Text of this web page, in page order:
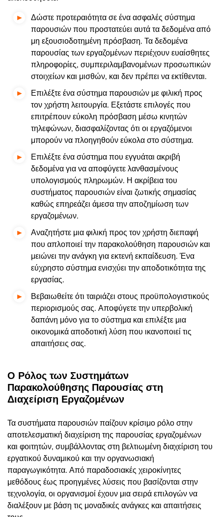
Δώστε προτεραιότητα σε ένα ασφαλές σύστημα
παρουσιών που προστατεύει αυτά τα δεδομένα από
μη εξουσιοδοτημένη πρόσβαση. Τα δεδομένα
παρουσίας των εργαζομένων περιέχουν ευαίσθητες
πληροφορίες, συμπεριλαμβανομένων προσωπικών
στοιχείων και μισθών, και δεν πρέπει να εκτίθενται.
Επιλέξτε ένα σύστημα παρουσιών με φιλική προς
τον χρήστη λειτουργία. Εξετάστε επιλογές που
επιτρέπουν εύκολη πρόσβαση μέσω κινητών
τηλεφώνων, διασφαλίζοντας ότι οι εργαζόμενοι
μπορούν να πλοηγηθούν εύκολα στο σύστημα.
Επιλέξτε ένα σύστημα που εγγυάται ακριβή
δεδομένα για να αποφύγετε λανθασμένους
υπολογισμούς πληρωμών. Η ακρίβεια του
συστήματος παρουσιών είναι ζωτικής σημασίας
καθώς επηρεάζει άμεσα την αποζημίωση των
εργαζομένων.
Αναζητήστε μια φιλική προς τον χρήστη διεπαφή
που απλοποιεί την παρακολούθηση παρουσιών και
μειώνει την ανάγκη για εκτενή εκπαίδευση. Ένα
εύχρηστο σύστημα ενισχύει την αποδοτικότητα της
εργασίας.
Βεβαιωθείτε ότι ταιριάζει στους προϋπολογιστικούς
περιορισμούς σας. Αποφύγετε την υπερβολική
δαπάνη μόνο για το σύστημα και επιλέξτε μια
οικονομικά αποδοτική λύση που ικανοποιεί τις
απαιτήσεις σας.
Ο Ρόλος των Συστημάτων
Παρακολούθησης Παρουσίας στη
Διαχείριση Εργαζομένων
Τα συστήματα παρουσιών παίζουν κρίσιμο ρόλο στην
αποτελεσματική διαχείριση της παρουσίας εργαζομένων
και φοιτητών, συμβάλλοντας στη βελτιωμένη διαχείριση του
εργατικού δυναμικού και την οργανωσιακή
παραγωγικότητα. Από παραδοσιακές χειροκίνητες
μεθόδους έως προηγμένες λύσεις που βασίζονται στην
τεχνολογία, οι οργανισμοί έχουν μια σειρά επιλογών να
διαλέξουν με βάση τις μοναδικές ανάγκες και απαιτήσεις